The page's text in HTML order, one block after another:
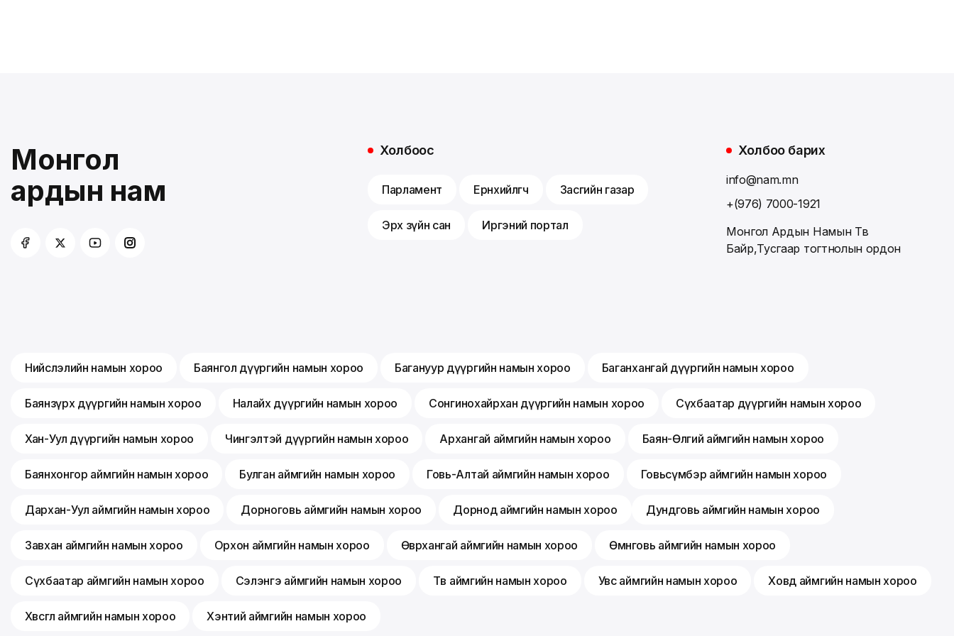
Монгол
ардын нам
Холбоос
Парламент Ерөнхийлөгч Засгийн газар
Эрх зүйн сан Иргэний портал
Холбоо барих
info@nam.mn
+(976) 7000-1921
Монгол Ардын Намын Төв
Байр,Тусгаар тогтнолын ордон
Нийслэлийн намын хороо Баянгол дүүргийн намын хороо Багануур дүүргийн намын хороо Баганхангай дүүргийн намын хороо
Баянзүрх дүүргийн намын хороо Налайх дүүргийн намын хороо Сонгинохайрхан дүүргийн намын хороо Сүхбаатар дүүргийн намын хороо
Хан-Уул дүүргийн намын хороо Чингэлтэй дүүргийн намын хороо Архангай аймгийн намын хороо Баян-Өлгий аймгийн намын хороо
Баянхонгор аймгийн намын хороо Булган аймгийн намын хороо Говь-Алтай аймгийн намын хороо Говьсүмбэр аймгийн намын хороо
Дархан-Уул аймгийн намын хороо Дорноговь аймгийн намын хороо Дорнод аймгийн намын хороо Дундговь аймгийн намын хороо
Завхан аймгийн намын хороо Орхон аймгийн намын хороо Өвөрхангай аймгийн намын хороо Өмнөговь аймгийн намын хороо
Сүхбаатар аймгийн намын хороо Сэлэнгэ аймгийн намын хороо Төв аймгийн намын хороо Увс аймгийн намын хороо Ховд аймгийн намын хороо
Хөвсгөл аймгийн намын хороо Хэнтий аймгийн намын хороо